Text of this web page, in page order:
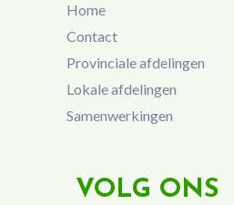
Home
Contact
Provinciale afdelingen
Lokale afdelingen
Samenwerkingen
VOLG ONS